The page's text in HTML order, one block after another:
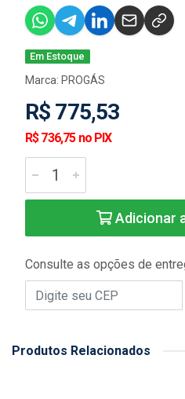
Em Estoque
Marca: PROGÁS
R$ 775,53
R$ 736,75 no PIX
Adicionar
Consulte as opções de
Produtos Relacionados